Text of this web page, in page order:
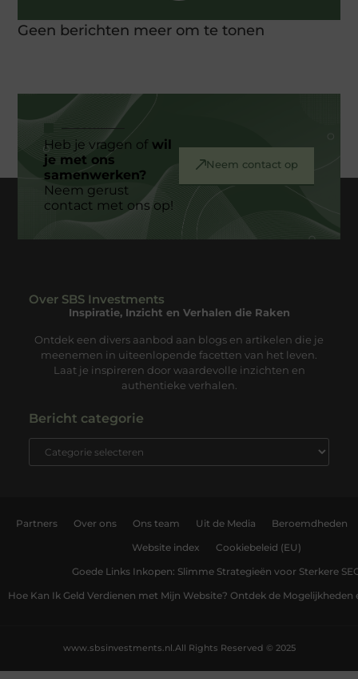
Geen berichten meer om te tonen
Heb je vragen ofwil
je met ons
samenwerken?
Neem gerust
contact met ons op!
Neem contact op
Over SBS Investments
Inspiratie, Inzicht en Verhalen die Raken
Ontdek een divers aanbod aan blogs en artikelen die je
meenemen in uiteenlopende facetten van het leven.
Laat je inspireren door waardevolle inzichten en
authentieke verhalen.
Bericht categorie
Partners Over ons Ons team Uit de Media Beroemdheden
Website index Cookiebeleid (EU)
Goede Links Inkopen: Slimme Strategieën voor Sterkere
Hoe Kan Ik Geld Verdienen met Mijn Website? Ontdek de Mogelijkheden
All Rights Reserved © 2025
www.sbsinvestments.nl.